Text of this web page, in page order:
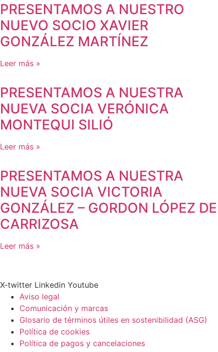
PRESENTAMOS A NUESTRO
NUEVO SOCIO XAVIER
GONZÁLEZ MARTÍNEZ
Leer más »
PRESENTAMOS A NUESTRA
NUEVA SOCIA VERÓNICA
MONTEQUI SILIÓ
Leer más »
PRESENTAMOS A NUESTRA
NUEVA SOCIA VICTORIA
GONZÁLEZ – GORDON LÓPEZ DE
CARRIZOSA
Leer más »
X-twitter Linkedin Youtube
Aviso legal
Comunicación y marcas
Glosario de términos útiles en sostenibilidad (ASG)
Política de cookies
Política de pagos y cancelaciones